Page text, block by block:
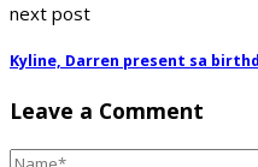
next post
Kyline, Darren present sa
Leave a Comment